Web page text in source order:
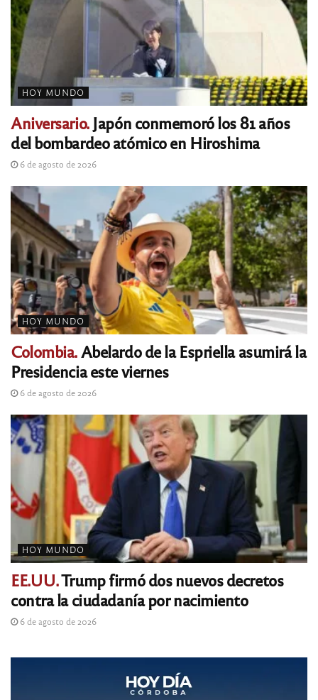
HOY MUNDO
Aniversario.Japón conmemoró los 81 años
del bombardeo atómico en Hiroshima
6 de agosto de 2026
HOY MUNDO
Colombia.Abelardo de la Espriella asumirá la
Presidencia este viernes
6 de agosto de 2026
HOY MUNDO
EE.UU.Trump firmó dos nuevos decretos
contra la ciudadanía por nacimiento
6 de agosto de 2026